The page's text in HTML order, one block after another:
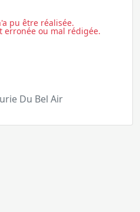
pu être réalisée.
erronée ou mal rédigée.
Du Bel Air